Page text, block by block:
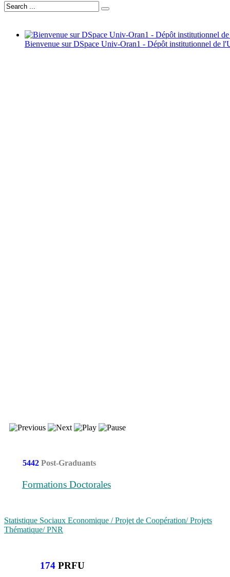
Bienvenue sur DSpace Univ-Oran1 - Dépôt institutionnel de
5442 Post-Graduants
Formations Doctorales
Statistique Sociaux Economique / Projet de Coopération/ Projets
Thématique/ PNR
174 PRFU